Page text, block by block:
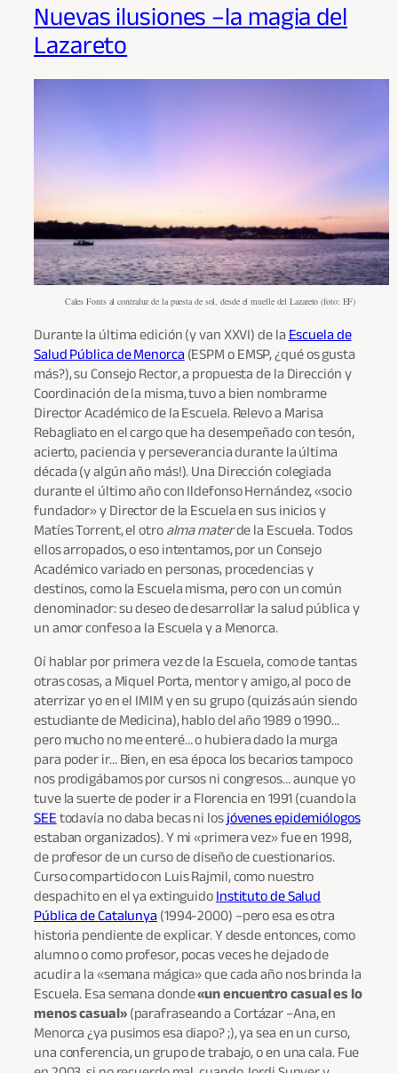
Nuevas ilusiones –la magia del
Lazareto
Cales Fonts al contraluz de la puesta de sol, desde el muelle del Lazareto (foto: EF)
Durante la última edición (y van XXVI) de la Escuela de
Salud Pública de Menorca (ESPM o EMSP, ¿qué os gusta
más?), su Consejo Rector, a propuesta de la Dirección y
Coordinación de la misma, tuvo a bien nombrarme
Director Académico de la Escuela. Relevo a Marisa
Rebagliato en el cargo que ha desempeñado con tesón,
acierto, paciencia y perseverancia durante la última
década (y algún año más!). Una Dirección colegiada
durante el último año con Ildefonso Hernández, «socio
fundador» y Director de la Escuela en sus inicios y
Matíes Torrent, el otro alma materde la Escuela. Todos
ellos arropados, o eso intentamos, por un Consejo
Académico variado en personas, procedencias y
destinos, como la Escuela misma, pero con un común
denominador: su deseo de desarrollar la salud pública y
un amor confeso a la Escuela y a Menorca.
Oí hablar por primera vez de la Escuela, como de tantas
otras cosas, a Miquel Porta, mentor y amigo, al poco de
aterrizar yo en el IMIM y en su grupo (quizás aún siendo
estudiante de Medicina), hablo del año 1989 o 1990…
pero mucho no me enteré… o hubiera dado la murga
para poder ir… Bien, en esa época los becarios tampoco
nos prodigábamos por cursos ni congresos… aunque yo
tuve la suerte de poder ir a Florencia en 1991 (cuando la
SEE todavía no daba becas ni los jóvenes epidemiólogos
estaban organizados). Y mi «primera vez» fue en 1998,
de profesor de un curso de diseño de cuestionarios.
Curso compartido con Luis Rajmil, como nuestro
despachito en el ya extinguido Instituto de Salud
Pública de Catalunya (1994-2000) –pero esa es otra
historia pendiente de explicar. Y desde entonces, como
alumno o como profesor, pocas veces he dejado de
acudir a la «semana mágica» que cada año nos brinda la
Escuela. Esa semana donde«un encuentro casual es lo
menos casual»(parafraseando a Cortázar –Ana, en
Menorca ¿ya pusimos esa diapo? ;), ya sea en un curso,
una conferencia, un grupo de trabajo, o en una cala. Fue